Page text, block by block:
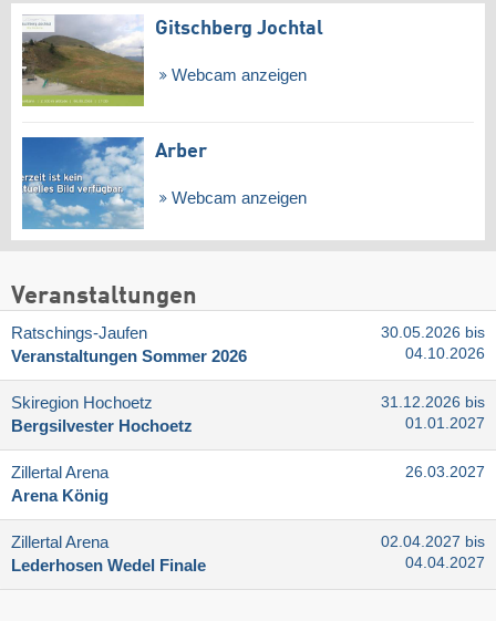
Gitschberg Jochtal
Webcam anzeigen
Arber
Webcam anzeigen
Veranstaltungen
Ratschings-Jaufen
Veranstaltungen Sommer 2026
30.05.2026 bis
04.10.2026
Skiregion Hochoetz
Bergsilvester Hochoetz
31.12.2026 bis
01.01.2027
Zillertal Arena
Arena König
26.03.2027
Zillertal Arena
Lederhosen Wedel Finale
02.04.2027 bis
04.04.2027